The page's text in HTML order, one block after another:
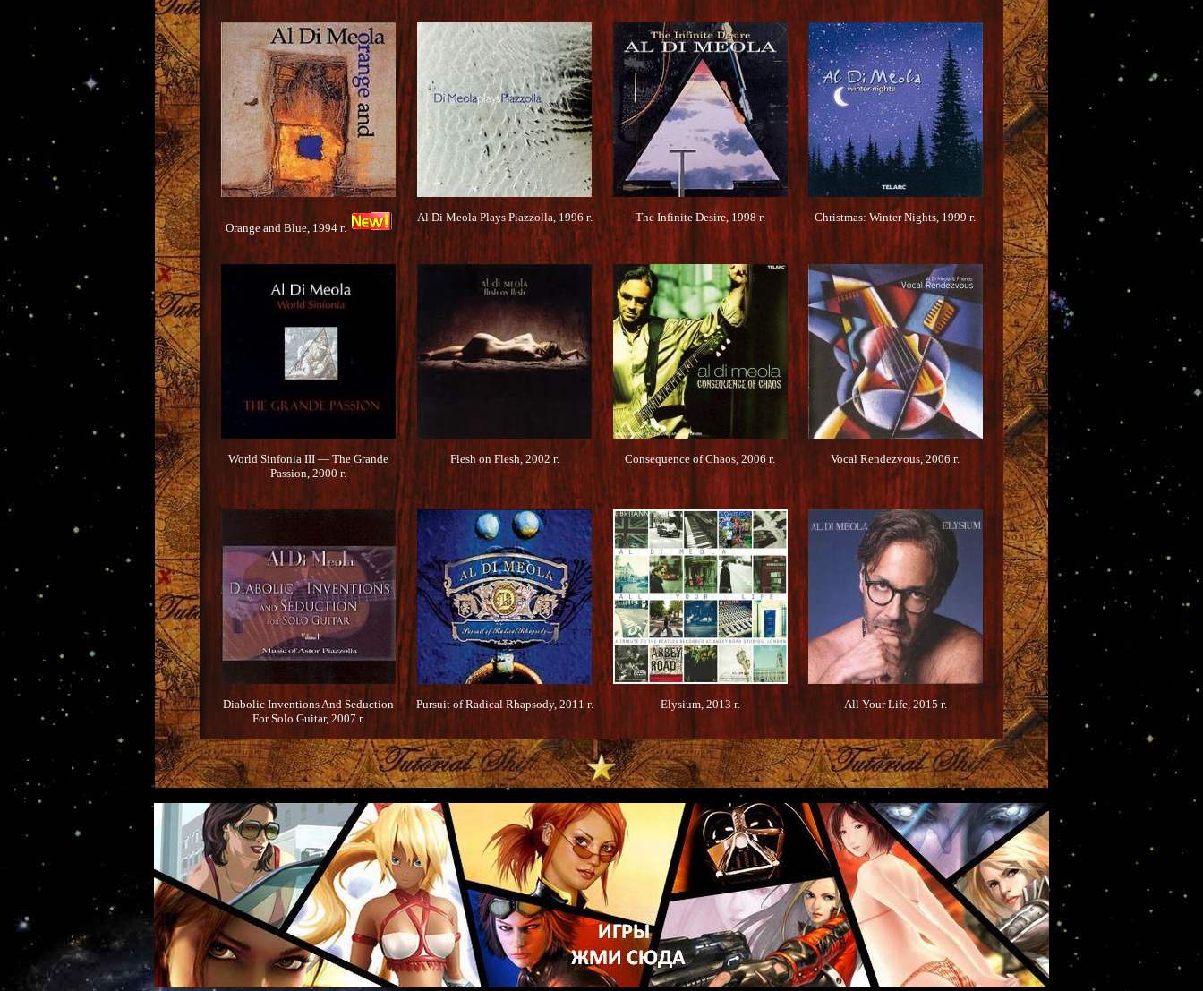
Orange and Blue, 1994 г.
Al Di Meola Plays Piazzolla, 1996 г. The Infinite Desire, 1998 г. Christmas: Winter Nights, 1999 г.
World Sinfonia III — The Grande
Passion, 2000 г.
Flesh on Flesh, 2002 г. Consequence of Chaos, 2006 г. Vocal Rendezvous, 2006 г.
Diabolic Inventions And Seduction
For Solo Guitar, 2007 г.
Pursuit of Radical Rhapsody, 2011 г. Elysium, 2013 г. All Your Life, 2015 г.